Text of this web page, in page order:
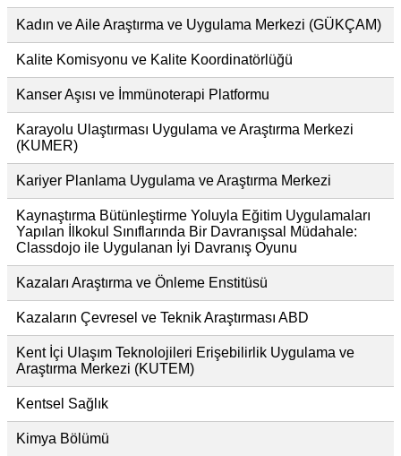
Kadın ve Aile Araştırma ve Uygulama Merkezi (GÜKÇAM)
Kalite Komisyonu ve Kalite Koordinatörlüğü
Kanser Aşısı ve İmmünoterapi Platformu
Karayolu Ulaştırması Uygulama ve Araştırma Merkezi
(KUMER)
Kariyer Planlama Uygulama ve Araştırma Merkezi
Kaynaştırma Bütünleştirme Yoluyla Eğitim Uygulamaları
Yapılan İlkokul Sınıflarında Bir Davranışsal Müdahale:
Classdojo ile Uygulanan İyi Davranış Oyunu
Kazaları Araştırma ve Önleme Enstitüsü
Kazaların Çevresel ve Teknik Araştırması ABD
Kent İçi Ulaşım Teknolojileri Erişebilirlik Uygulama ve
Araştırma Merkezi (KUTEM)
Kentsel Sağlık
Kimya Bölümü